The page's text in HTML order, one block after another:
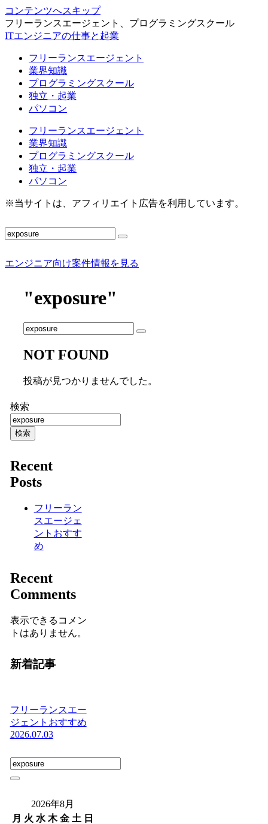
コンテンツへスキップ
フリーランスエージェント、プログラミングスクール
ITエンジニアの仕事と起業
フリーランスエージェント
業界知識
プログラミングスクール
独立・起業
パソコン
フリーランスエージェント
業界知識
プログラミングスクール
独立・起業
パソコン
※当サイトは、アフィリエイト広告を利用しています。
エンジニア向け案件情報を見る
"exposure"
NOT FOUND
投稿が見つかりませんでした。
検索
検索
Recent
Posts
フリーラン
スエージェ
ントおすす
め
Recent
Comments
表示できるコメン
トはありません。
新着記事
フリーランスエー
ジェントおすすめ
2026.07.03
2026年8月
月 火 水 木 金 土 日